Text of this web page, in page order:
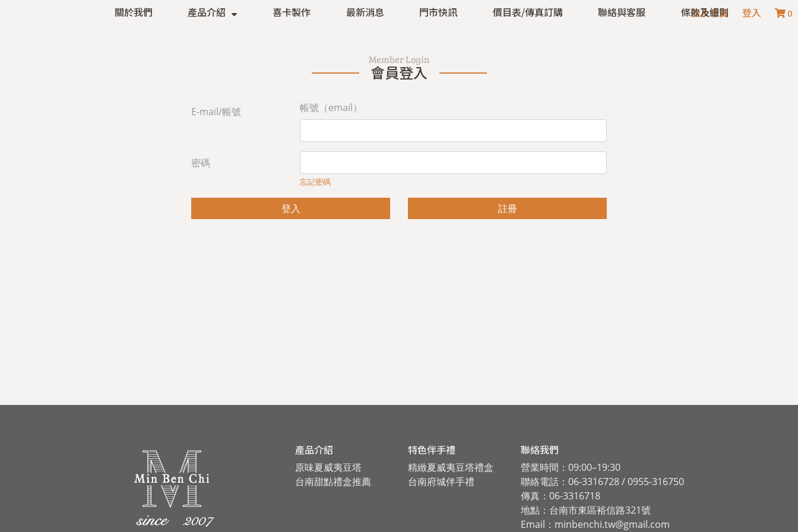
加入會員 登入 0
關於我們 產品介紹 喜卡製作 最新消息 門市快訊 價目表/傳真訂購 聯絡與客服 條款及細則
Member Login
會員登入
E-mail/帳號 帳號（email）
密碼
忘記密碼
登入 註冊
產品介紹
原味夏威夷豆塔
台南甜點禮盒推薦
特色伴手禮
精緻夏威夷豆塔禮盒
台南府城伴手禮
聯絡我們
營業時間：09:00–19:30
聯絡電話：06-3316728 / 0955-316750
傳真：06-3316718
地點：台南市東區裕信路321號
Email：minbenchi.tw@gmail.com